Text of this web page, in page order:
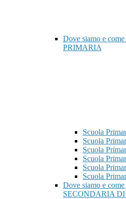
Dove siamo e
PRIMARIA
Scuola
Scuola
Scuola
Scuola
Scuola
Scuola
Dove siamo e
SECONDARIA DI